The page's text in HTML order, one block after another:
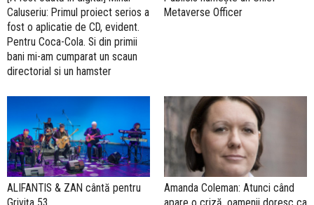
Caluseriu: Primul proiect serios a
fost o aplicatie de CD, evident.
Pentru Coca-Cola. Si din primii
bani mi-am cumparat un scaun
directorial si un hamster
Metaverse Officer
ALIFANTIS & ZAN cântă pentru
Amanda Coleman: Atunci când